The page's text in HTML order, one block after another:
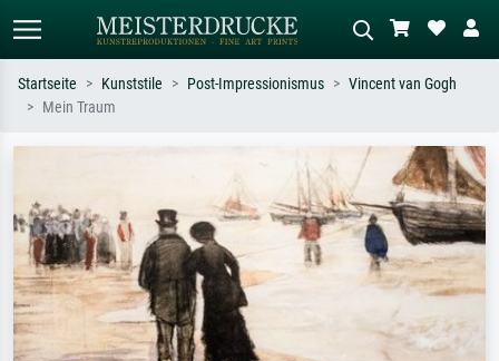
Sternennacht, Impressionismus, Welle
Hokusai, Akt.
Beschreiben Sie die Szene – z.B. Grüne
Wiese, Abstrakt mit viel Rot, Dunkles
Ölgemälde, Stehender Akt neben einem
Baum.
Startseite Kunststile Post-Impressionismus
Vincent van Gogh
Mein Traum